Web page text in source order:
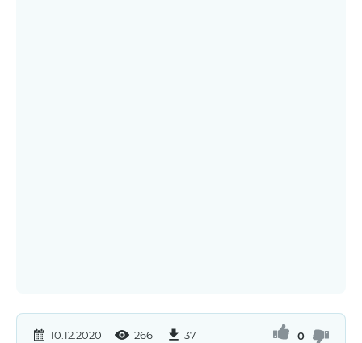
10.12.2020 266 37 0